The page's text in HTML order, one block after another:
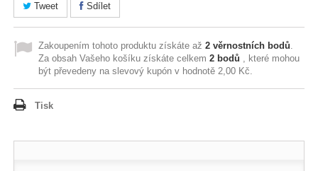
Tweet Sdílet
Zakoupením tohoto produktu získáte až2 věrnostních bodů.
Za obsah Vašeho košíku získáte celkem2 bodů , které mohou
být převedeny na slevový kupón v hodnotě2,00 Kč.
Tisk